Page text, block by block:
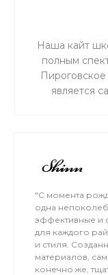
Наша кайт
полным
является
"С момента
одна
эффективные и
для каждого
и стиля.
материалов,
конечно же,